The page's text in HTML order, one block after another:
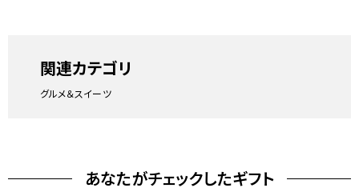
関連カテゴリ
グルメ＆スイーツ
あなたがチェックしたギフト